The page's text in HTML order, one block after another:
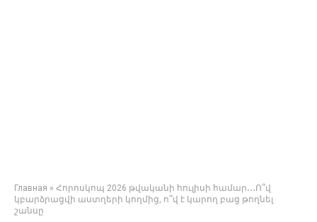
Главная » Հորոսկոպ 2026 թվականի հուլիսի համար․․․Ո՞վ
կբարձրացվի աստղերի կողմից, ո՞վ է կարող բաց թողնել
շանսը